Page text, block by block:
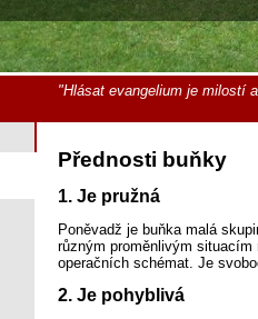
"Hlásat evangelium je milostí
Přednosti buňky
1. Je pružná
Poněvadž je buňka malá
různým proměnlivým
operačních schémat. Je
2. Je pohyblivá